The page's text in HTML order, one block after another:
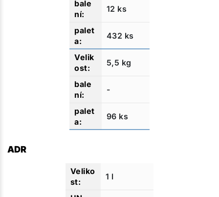
12 ks
432 ks
5,5 kg
-
96 ks
ADR
1 l